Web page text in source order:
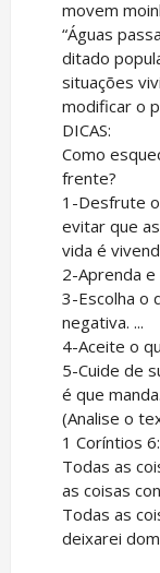
movem
“Águas
ditado
situações
modificar o
DICAS:
Como
frente?
1-Desfrute
evitar que
vida é
2-Aprenda e
3-Escolha o
negativa. ...
4-Aceite o
5-Cuide de
é que manda.
(Analise o
1 Coríntios
Todas as
as coisas
Todas as
deixarei